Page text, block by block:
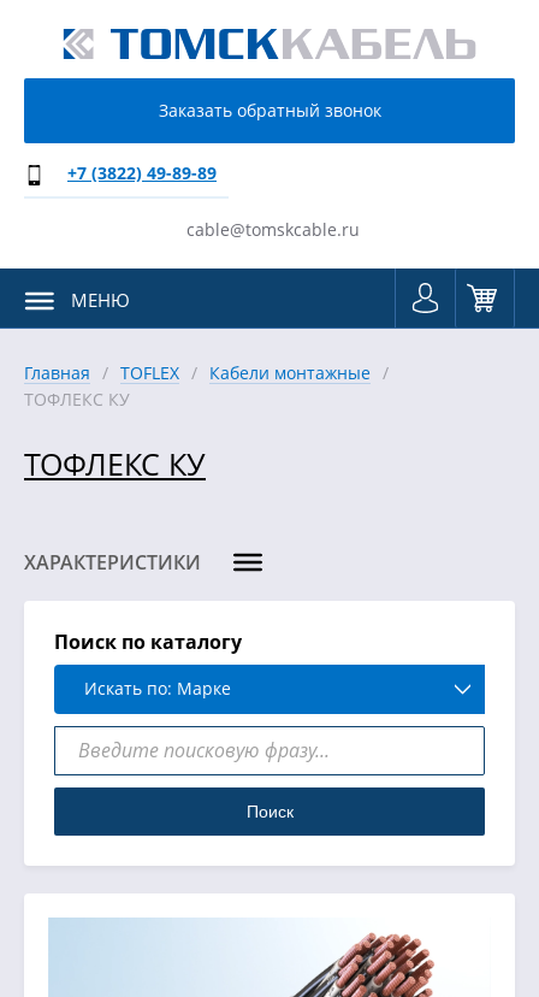
Заказать обратный звонок
+7 (3822) 49-89-89
cable@tomskcable.ru
МЕНЮ
Главная TOFLEX
Кабели монтажные
ТОФЛЕКС КУ
ТОФЛЕКС КУ
ХАРАКТЕРИСТИКИ
Поиск по каталогу
Искать по: Марке
Поиск